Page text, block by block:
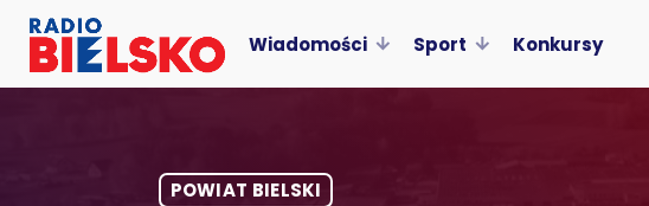
Wiadomości Sport Konkursy
POWIAT BIELSKI